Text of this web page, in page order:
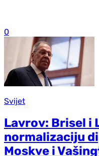
0
Svijet
Lavrov: Brisel i
normalizaciju
Moskve i